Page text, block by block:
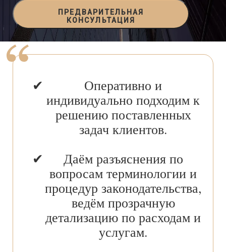
ПРЕДВАРИТЕЛЬНАЯ
КОНСУЛЬТАЦИЯ
Оперативно и
индивидуально подходим к
решению поставленных
задач клиентов.
Даём разъяснения по
вопросам терминологии и
процедур законодательства,
ведём прозрачную
детализацию по расходам и
услугам.